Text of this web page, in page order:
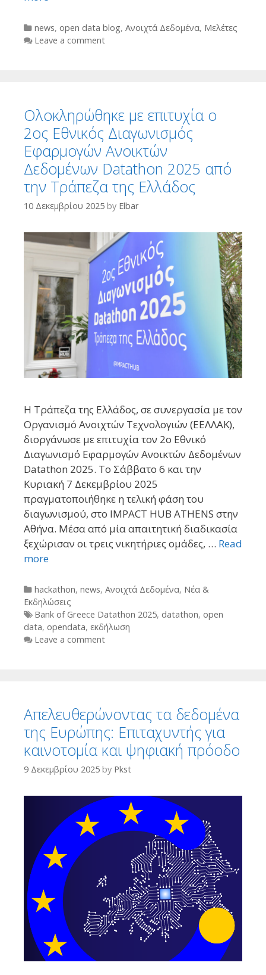
Categories
news, open data blog, Ανοιχτά Δεδομένα, Μελέτες
Leave a comment
Ολοκληρώθηκε με επιτυχία ο
2ος Εθνικός Διαγωνισμός
Εφαρμογών Ανοικτών
Δεδομένων Datathon 2025 από
την Τράπεζα της Ελλάδος
10 Δεκεμβρίου 2025 by Elbar
Η Τράπεζα της Ελλάδος, σε συνεργασία με τον
Οργανισμό Ανοιχτών Τεχνολογιών (ΕΕΛΛΑΚ),
διοργάνωσε με επιτυχία τον 2ο Εθνικό
Διαγωνισμό Εφαρμογών Ανοικτών Δεδομένων
Datathon 2025. Το Σάββατο 6 και την
Κυριακή 7 Δεκεμβρίου 2025
πραγματοποιήθηκε η τελική φάση του
διαγωνισμού, στο IMPACT HUB ATHENS στην
Αθήνα. Μέσα από μία απαιτητική διαδικασία
ξεχώρισαν οι τρεις νικητήριες ομάδες, … Read
more
Categories
hackathon, news, Ανοιχτά Δεδομένα, Νέα &
Εκδηλώσεις
Tags
Bank of Greece Datathon 2025, datathon, open
data, opendata, εκδήλωση
Leave a comment
Απελευθερώνοντας τα δεδομένα
της Ευρώπης: Επιταχυντής για
καινοτομία και ψηφιακή πρόοδο
9 Δεκεμβρίου 2025 by Pkst